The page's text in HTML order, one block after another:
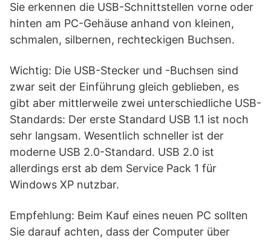
Sie erkennen die USB-Schnittstellen vorne oder
hinten am PC-Gehäuse anhand von kleinen,
schmalen, silbernen, rechteckigen Buchsen.
Wichtig: Die USB-Stecker und -Buchsen sind
zwar seit der Einführung gleich geblieben, es
gibt aber mittlerweile zwei unterschiedliche USB-
Standards: Der erste Standard USB 1.1 ist noch
sehr langsam. Wesentlich schneller ist der
moderne USB 2.0-Standard. USB 2.0 ist
allerdings erst ab dem Service Pack 1 für
Windows XP nutzbar.
Empfehlung: Beim Kauf eines neuen PC sollten
Sie darauf achten, dass der Computer über